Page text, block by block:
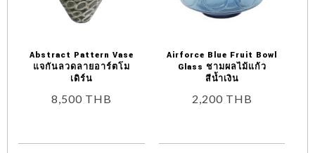
Abstract Pattern Vase
แจกันลวดลายอาร์ตโม
เดิร์น
8,500 THB
Airforce Blue Fruit Bowl
Glass ชามผลไม้แก้ว
สีน้ำเงิน
2,200 THB